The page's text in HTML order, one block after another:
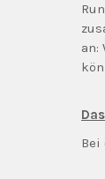
an:
Bei